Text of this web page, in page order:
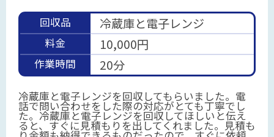
回収品 冷蔵庫と電子レンジ
料金 10,000円
作業時間 20分
冷蔵庫と電子レンジを回収してもらいました。電
話で問い合わせをした際の対応がとても丁寧でし
た。冷蔵庫と電子レンジを回収してほしいと伝え
ると、すぐに見積もりを出してくれました。見積も